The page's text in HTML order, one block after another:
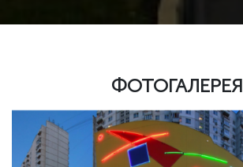
ФОТОГАЛЕРЕЯ